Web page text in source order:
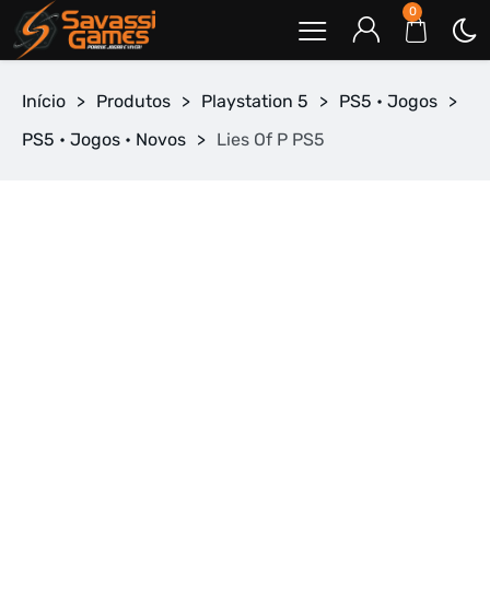
0
Início > Produtos > Playstation 5 > PS5 • Jogos >
PS5 • Jogos • Novos > Lies Of P PS5